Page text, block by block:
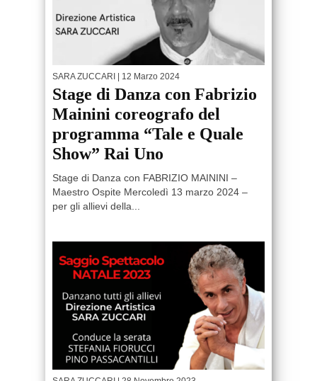
SARA ZUCCARI | 12 Marzo 2024
Stage di Danza con Fabrizio
Mainini coreografo del
programma “Tale e Quale
Show” Rai Uno
Stage di Danza con FABRIZIO MAININI –
Maestro Ospite Mercoledì 13 marzo 2024 –
per gli allievi della...